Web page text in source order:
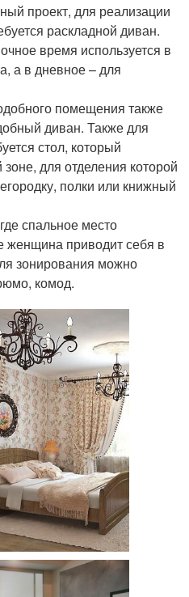
проект, для реализации
раскладной диван.
время используется в
а в дневное – для
помещения также
диван. Также для
стол, который
для отделения которой
полки или книжный
спальное место
женщина приводит себя в
зонирования можно
комод.